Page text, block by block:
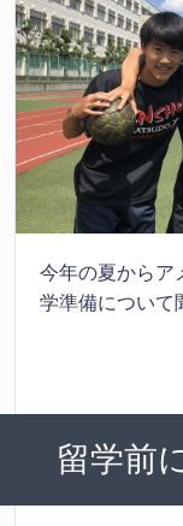
今年の夏からア
学準備について
留学前